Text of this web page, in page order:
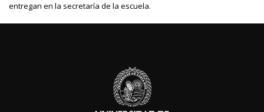
entregan en la secretaría de la escuela.